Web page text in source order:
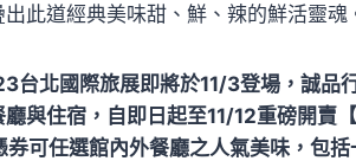
此道經典美味甜、鮮、辣的鮮活靈魂
台北國際旅展即將於11/3登場，誠品
與住宿，自即日起至11/12重磅開賣
可任選館內外餐廳之人氣美味，包